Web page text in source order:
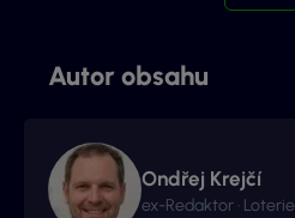
Autor obsahu
Ondřej Krejčí
ex-Redaktor · Loterie